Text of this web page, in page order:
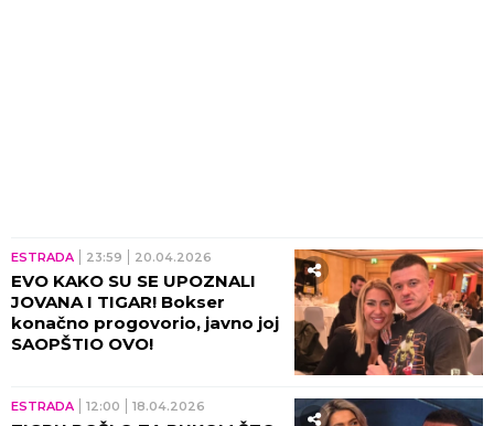
ESTRADA 23:59 20.04.2026
EVO KAKO SU SE UPOZNALI
JOVANA I TIGAR! Bokser
konačno progovorio, javno joj
SAOPŠTIO OVO!
ESTRADA 12:00 18.04.2026